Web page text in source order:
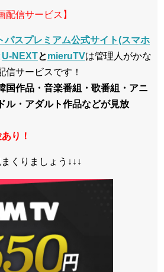
配信サービス】
パスプレミアム公式サイト(スマホ
U-NEXTとmieruTVは管理人がかな
信サービスです！
国作品・音楽番組・歌番組・アニ
ル・アダルト作品などが見放
り！
くりましょう↓↓↓